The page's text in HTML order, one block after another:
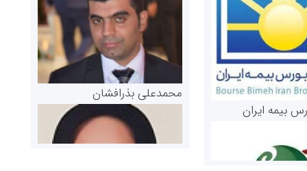
بیمه ایران
محمدعلی بذرافشان